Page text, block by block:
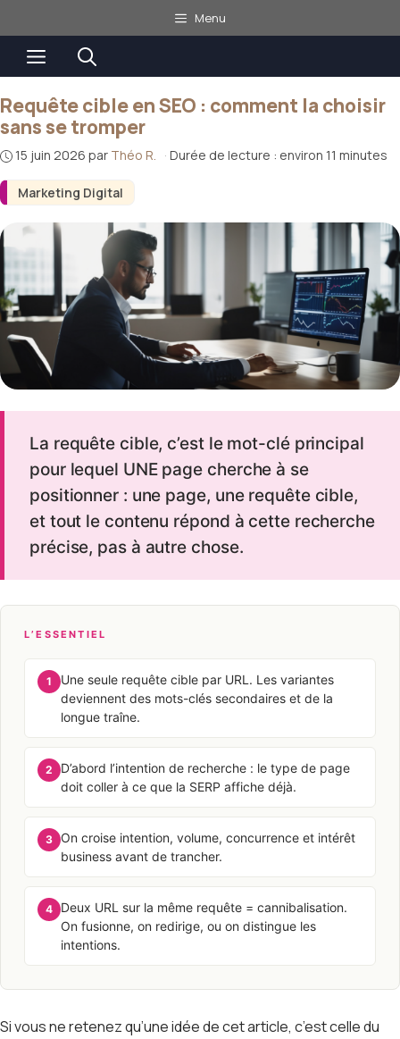
au
contenu
Menu
Menu
Marketing Digital
Requête cible en SEO : comment la choisir
sans se tromper
15 juin 2026 par Théo R. · Durée de lecture : environ 11 minutes
La requête cible, c’est le mot-clé principal
pour lequel UNE page cherche à se
positionner : une page, une requête cible,
et tout le contenu répond à cette recherche
précise, pas à autre chose.
L’ESSENTIEL
1
Une seule requête cible par URL. Les variantes
deviennent des mots-clés secondaires et de la
longue traîne.
2
D’abord l’intention de recherche : le type de page
doit coller à ce que la SERP affiche déjà.
3
On croise intention, volume, concurrence et intérêt
business avant de trancher.
4
Deux URL sur la même requête = cannibalisation.
On fusionne, on redirige, ou on distingue les
intentions.
Si vous ne retenez qu’une idée de cet article, c’est celle du